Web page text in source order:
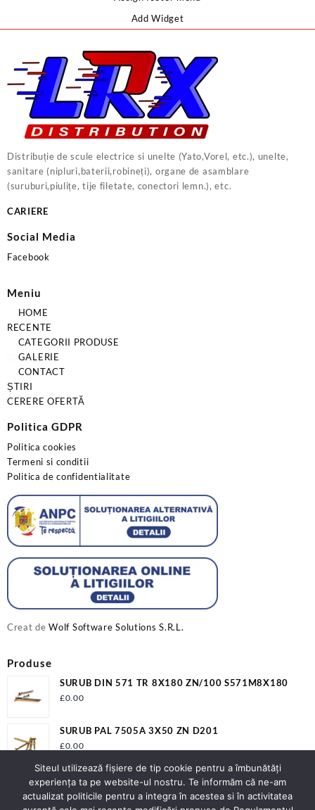
Add Widget
Distribuție de scule electrice si unelte (Yato,Vorel, etc.), unelte,
sanitare (nipluri,baterii,robineți), organe de asamblare
(suruburi,piulițe, tije filetate, conectori lemn.), etc.
CARIERE
Social Media
Facebook
Meniu
HOME
RECENTE
CATEGORII PRODUSE
GALERIE
CONTACT
ȘTIRI
CERERE OFERTĂ
Politica GDPR
Politica cookies
Termeni si conditii
Politica de confidentialitate
Creat deWolf Software Solutions S.R.L.
Produse
SURUB DIN 571 TR 8X180 ZN/100 S571M8X180
£0.00
SURUB PAL 7505A 3X50 ZN D201
£0.00
GP-ARAGAZ CU 1 OCHI-APRINDERE QUARTZ
£ 0.00
Siteul utilizează fişiere de tip cookie pentru a îmbunătăți
experiența ta pe website-ul nostru. Te informăm că ne-am
actualizat politicile pentru a integra în acestea si în activitatea